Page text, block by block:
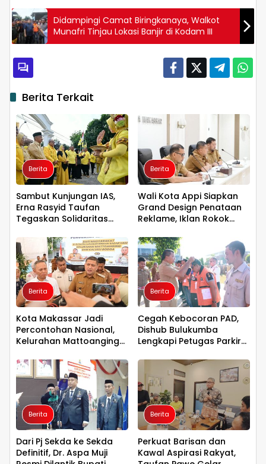
Didampingi Camat Biringkanaya, Walkot
Munafri Tinjau Lokasi Banjir di Kodam III
Berita Terkait
Berita
Sambut Kunjungan IAS,
Erna Rasyid Taufan
Tegaskan Solidaritas
Berita
Wali Kota Appi Siapkan
Grand Design Penataan
Reklame, Iklan Rokok
Berita
Kota Makassar Jadi
Percontohan Nasional,
Kelurahan Mattoanging
Binaan Sadar HAM
Berita
Cegah Kebocoran PAD,
Dishub Bulukumba
Lengkapi Petugas Parkir
Tanda Pengenal
Berita
Dari Pj Sekda ke Sekda
Definitif, Dr. Aspa Muji
Berita
Perkuat Barisan dan
Kawal Aspirasi Rakyat,